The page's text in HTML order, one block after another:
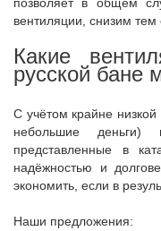
вентиляции, снизим
Какие
русской бане
С учётом крайне
небольшие
представленные в
надёжностью и
экономить, если в
Наши предложения: